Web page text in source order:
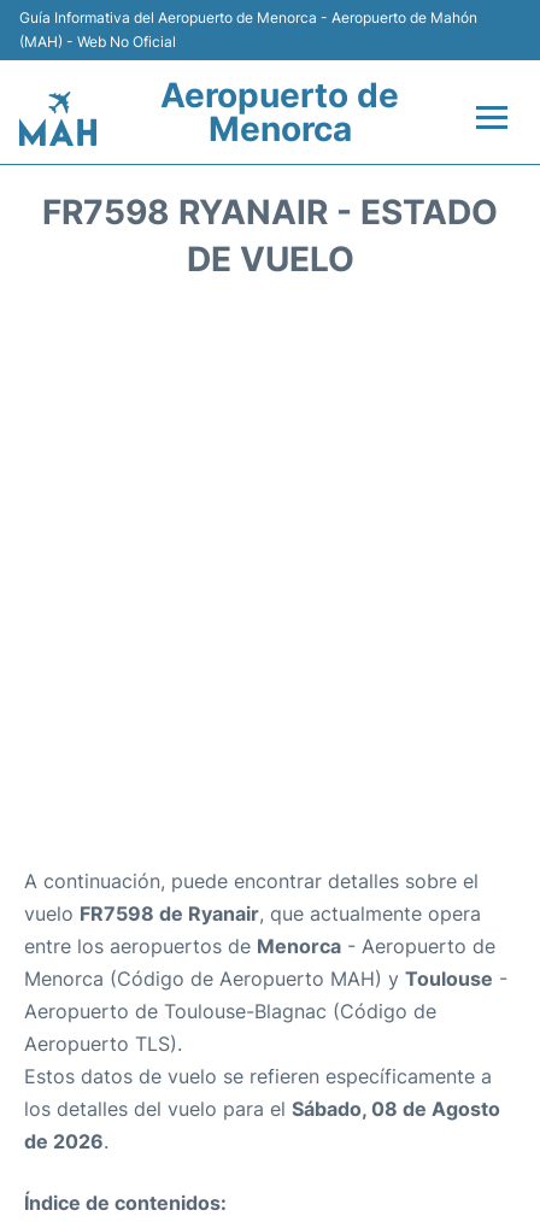
Guía Informativa del Aeropuerto de Menorca - Aeropuerto de Mahón
(MAH) - Web No Oficial
Aeropuerto de
Menorca
FR7598 RYANAIR - ESTADO
DE VUELO
A continuación, puede encontrar detalles sobre el
vuelo FR7598 de Ryanair, que actualmente opera
entre los aeropuertos de Menorca - Aeropuerto de
Menorca (Código de Aeropuerto MAH) y Toulouse -
Aeropuerto de Toulouse-Blagnac (Código de
Aeropuerto TLS).
Estos datos de vuelo se refieren específicamente a
los detalles del vuelo para el Sábado, 08 de Agosto
de 2026.
Índice de contenidos: